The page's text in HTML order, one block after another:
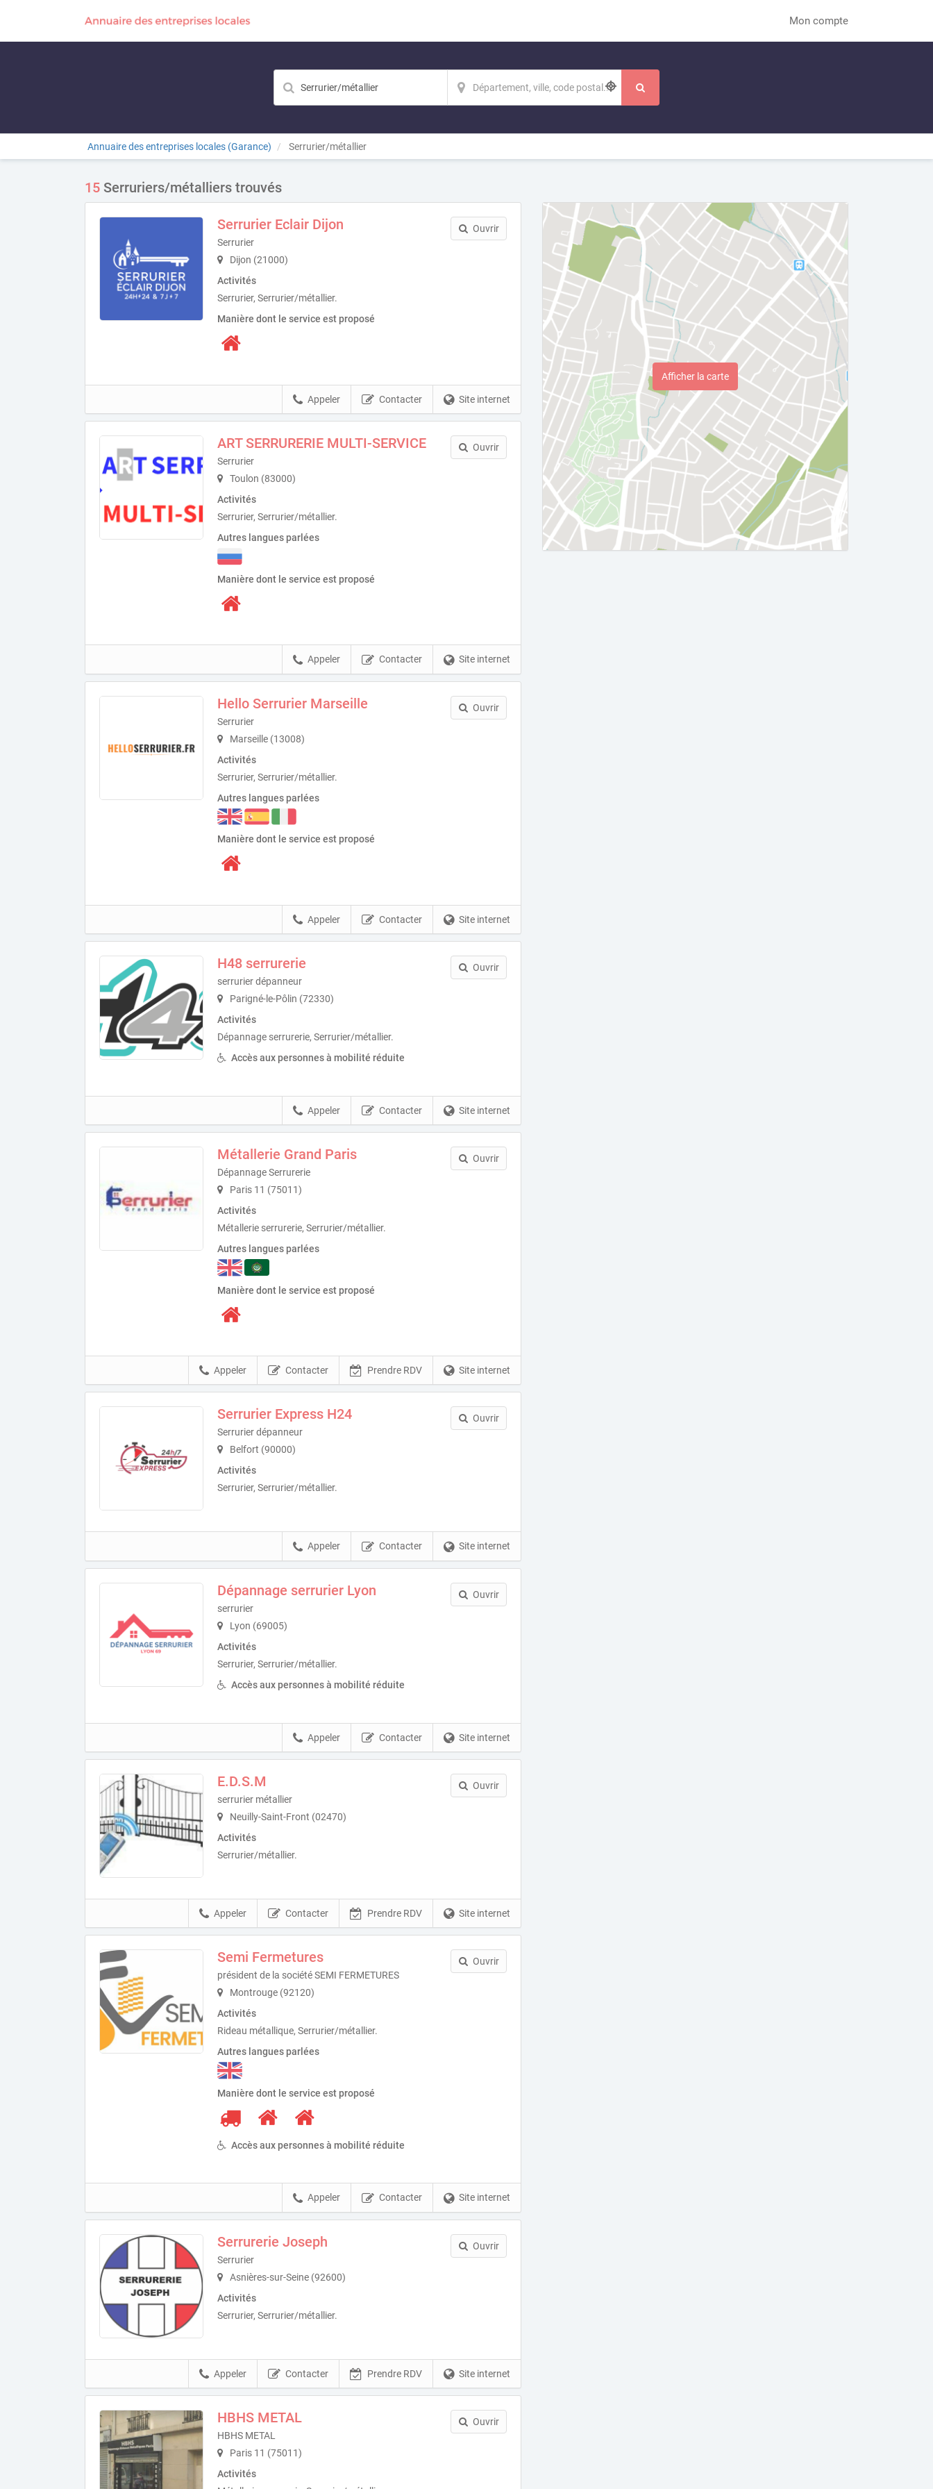
Mon compte
Annuaire des entreprises locales (Garance) Serrurier/métallier
15 Serruriers/métalliers trouvés
Serrurier Eclair Dijon
Serrurier
Dijon (21000)
Activités
Serrurier, Serrurier/métallier.
Manière dont le service est proposé
Ouvrir
Site internet
Contacter
Appeler
ART SERRURERIE MULTI-SERVICE
Serrurier
Toulon (83000)
Activités
Serrurier, Serrurier/métallier.
Autres langues parlées
Manière dont le service est proposé
Ouvrir
Site internet
Contacter
Appeler
Hello Serrurier Marseille
Serrurier
Marseille (13008)
Activités
Serrurier, Serrurier/métallier.
Autres langues parlées
Manière dont le service est proposé
Ouvrir
Site internet
Contacter
Appeler
H48 serrurerie
serrurier dépanneur
Parigné-le-Pôlin (72330)
Activités
Dépannage serrurerie, Serrurier/métallier.
Accès aux personnes à mobilité réduite
Ouvrir
Site internet
Contacter
Appeler
Métallerie Grand Paris
Dépannage Serrurerie
Paris 11 (75011)
Activités
Métallerie serrurerie, Serrurier/métallier.
Autres langues parlées
Manière dont le service est proposé
Ouvrir
Site internet
Prendre RDV
Contacter
Appeler
Serrurier Express H24
Serrurier dépanneur
Belfort (90000)
Activités
Serrurier, Serrurier/métallier.
Ouvrir
Site internet
Contacter
Appeler
Dépannage serrurier Lyon
serrurier
Lyon (69005)
Activités
Serrurier, Serrurier/métallier.
Accès aux personnes à mobilité réduite
Ouvrir
Site internet
Contacter
Appeler
E.D.S.M
serrurier métallier
Neuilly-Saint-Front (02470)
Activités
Serrurier/métallier.
Ouvrir
Site internet
Prendre RDV
Contacter
Appeler
Semi Fermetures
président de la société SEMI FERMETURES
Montrouge (92120)
Activités
Rideau métallique, Serrurier/métallier.
Autres langues parlées
Manière dont le service est proposé
Accès aux personnes à mobilité réduite
Ouvrir
Site internet
Contacter
Appeler
Serrurerie Joseph
Serrurier
Asnières-sur-Seine (92600)
Activités
Serrurier, Serrurier/métallier.
Ouvrir
Site internet
Prendre RDV
Contacter
Appeler
HBHS METAL
HBHS METAL
Paris 11 (75011)
Activités
Ouvrir
Afficher la carte